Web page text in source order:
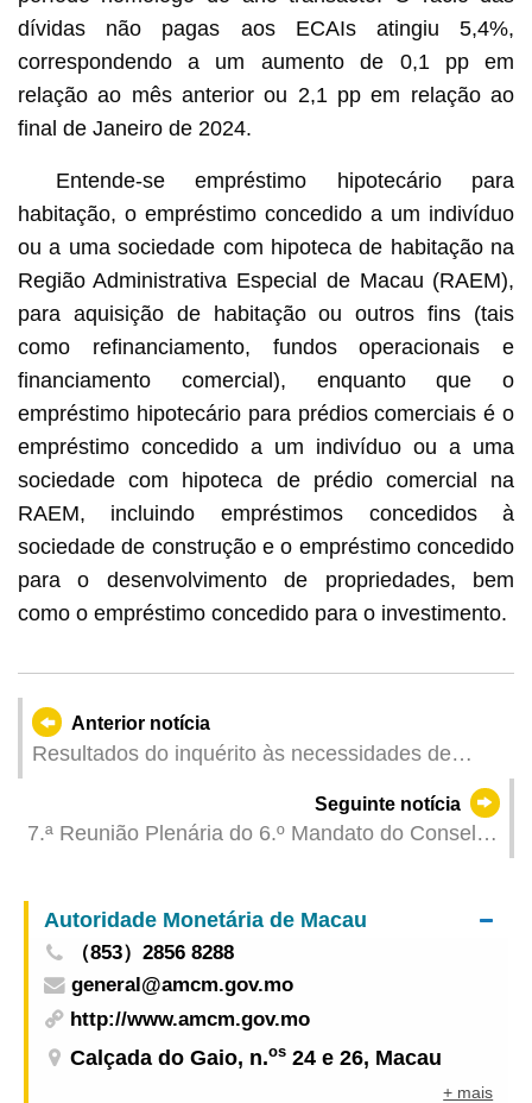
dívidas não pagas aos ECAIs atingiu 5,4%,
correspondendo a um aumento de 0,1 pp em
relação ao mês anterior ou 2,1 pp em relação ao
final de Janeiro de 2024.
Entende-se empréstimo hipotecário para
habitação, o empréstimo concedido a um indivíduo
ou a uma sociedade com hipoteca de habitação na
Região Administrativa Especial de Macau (RAEM),
para aquisição de habitação ou outros fins (tais
como refinanciamento, fundos operacionais e
financiamento comercial), enquanto que o
empréstimo hipotecário para prédios comerciais é o
empréstimo concedido a um indivíduo ou a uma
sociedade com hipoteca de prédio comercial na
RAEM, incluindo empréstimos concedidos à
sociedade de construção e o empréstimo concedido
para o desenvolvimento de propriedades, bem
como o empréstimo concedido para o investimento.
Anterior notícia
Resultados do inquérito às necessidades de
Seguinte notícia
7.ª Reunião Plenária do 6.º Mandato do Conselho
Autoridade Monetária de Macau
（853）2856 8288
general@amcm.gov.mo
http://www.amcm.gov.mo
Calçada do Gaio, n.os 24 e 26, Macau
+ mais